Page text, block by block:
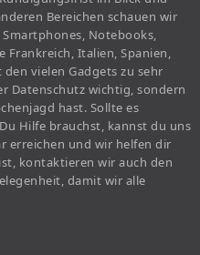
Bereichen schauen wir
Notebooks,
Frankreich, Italien, Spanien,
vielen Gadgets zu sehr
Datenschutz wichtig, sondern
hast. Sollte es
Hilfe brauchst, kannst du uns
erreichen und wir helfen dir
kontaktieren wir auch den
damit wir alle